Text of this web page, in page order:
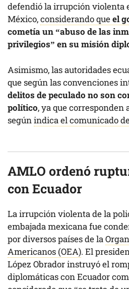
defendió la irrupción violenta
México,considerando queel
cometía un “abuso de las
privilegios” en su misión
Asimismo, las autoridades
que según las convenciones
delitos de peculado no son
político, ya que corresponden
según indica el comunicado
AMLO ordenó
con Ecuador
La irrupción violenta de la
embajada mexicana fue
por diversos países de la
Americanos (OEA). El
López Obrador instruyó el
diplomáticas con Ecuador